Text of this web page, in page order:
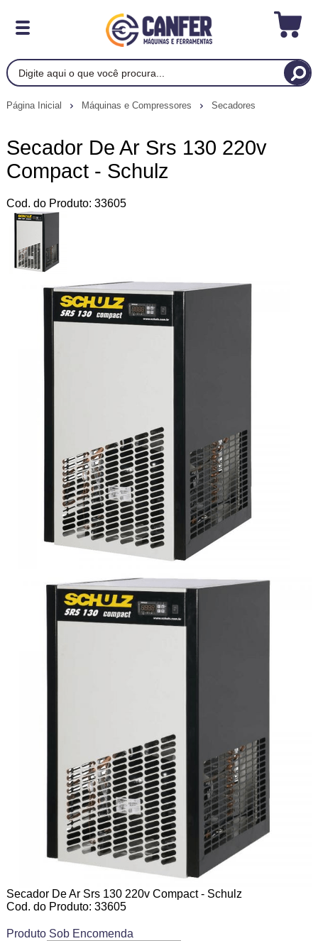
Página Inicial Máquinas e Compressores Secadores
Secador De Ar Srs 130 220v
Compact - Schulz
Cod. do Produto: 33605
Secador De Ar Srs 130 220v Compact - Schulz
Cod. do Produto: 33605
Produto Sob Encomenda